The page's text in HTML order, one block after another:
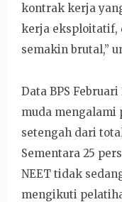
kontrak kerja
kerja eksploitatif,
semakin brutal,”
Data BPS
muda mengalami
setengah dari
Sementara 25
NEET tidak
mengikuti